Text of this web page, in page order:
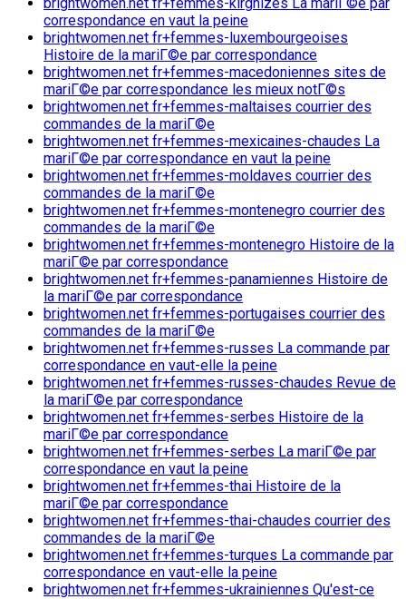
correspondance en vaut la peine
brightwomen.net fr+femmes-luxembourgeoises
Histoire de la mariГ©e par correspondance
brightwomen.net fr+femmes-macedoniennes sites de
mariГ©e par correspondance les mieux notГ©s
brightwomen.net fr+femmes-maltaises courrier des
commandes de la mariГ©e
brightwomen.net fr+femmes-mexicaines-chaudes La
mariГ©e par correspondance en vaut la peine
brightwomen.net fr+femmes-moldaves courrier des
commandes de la mariГ©e
brightwomen.net fr+femmes-montenegro courrier des
commandes de la mariГ©e
brightwomen.net fr+femmes-montenegro Histoire de la
mariГ©e par correspondance
brightwomen.net fr+femmes-panamiennes Histoire de
la mariГ©e par correspondance
brightwomen.net fr+femmes-portugaises courrier des
commandes de la mariГ©e
brightwomen.net fr+femmes-russes La commande par
correspondance en vaut-elle la peine
brightwomen.net fr+femmes-russes-chaudes Revue de
la mariГ©e par correspondance
brightwomen.net fr+femmes-serbes Histoire de la
mariГ©e par correspondance
brightwomen.net fr+femmes-serbes La mariГ©e par
correspondance en vaut la peine
brightwomen.net fr+femmes-thai Histoire de la
mariГ©e par correspondance
brightwomen.net fr+femmes-thai-chaudes courrier des
commandes de la mariГ©e
brightwomen.net fr+femmes-turques La commande par
correspondance en vaut-elle la peine
brightwomen.net fr+femmes-ukrainiennes Qu'est-ce